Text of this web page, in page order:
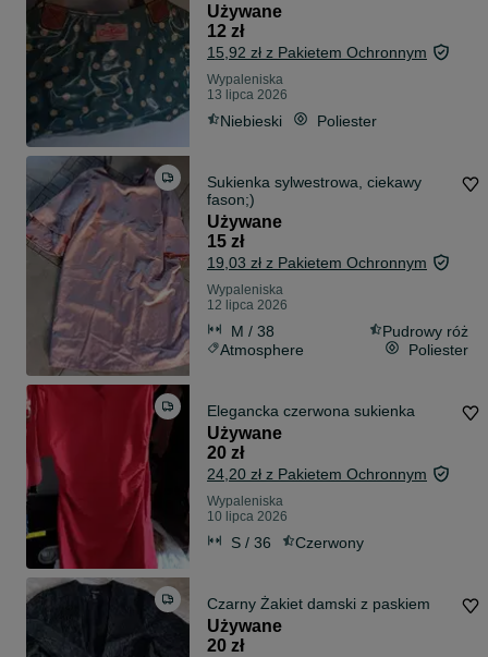
Używane
12 zł
15,92 zł z Pakietem Ochronnym
Wypaleniska
13 lipca 2026
Niebieski Poliester
Sukienka sylwestrowa, ciekawy
fason;)
Używane
15 zł
19,03 zł z Pakietem Ochronnym
Wypaleniska
12 lipca 2026
M / 38
Pudrowy róż
Atmosphere
Poliester
Elegancka czerwona sukienka
Używane
20 zł
24,20 zł z Pakietem Ochronnym
Wypaleniska
10 lipca 2026
S / 36 Czerwony
Czarny Żakiet damski z paskiem
Używane
20 zł